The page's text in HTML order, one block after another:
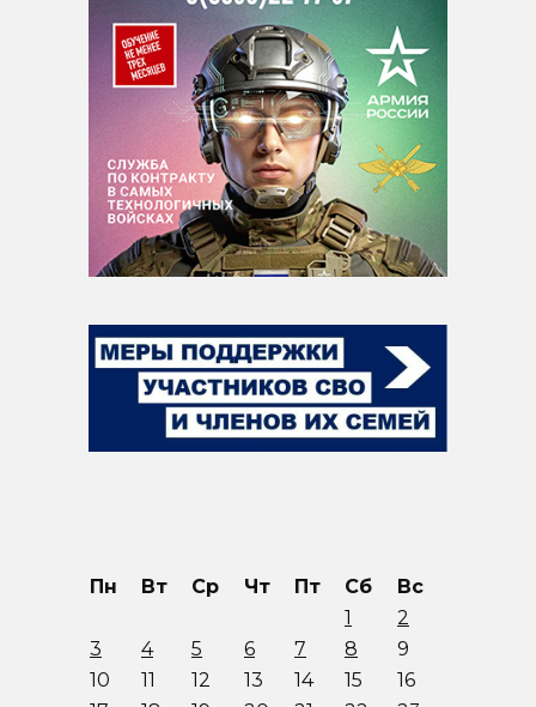
Пн Вт Ср Чт Пт Сб
Вс
1
2
3
4 5 6 7 8
9
10
11 12 13 14 15
16